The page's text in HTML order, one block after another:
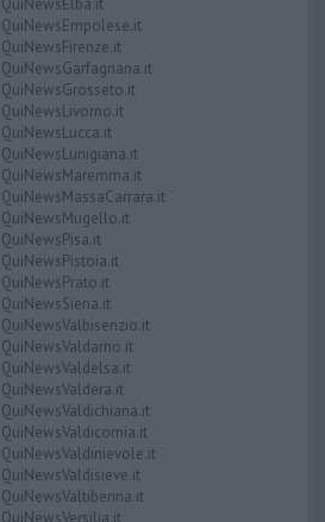
QuiNewsEmpolese.it
QuiNewsFirenze.it
QuiNewsGarfagnana.it
QuiNewsGrosseto.it
QuiNewsLivorno.it
QuiNewsLucca.it
QuiNewsLunigiana.it
QuiNewsMaremma.it
QuiNewsMassaCarrara.it
QuiNewsMugello.it
QuiNewsPisa.it
QuiNewsPistoia.it
QuiNewsPrato.it
QuiNewsSiena.it
QuiNewsValbisenzio.it
QuiNewsValdarno.it
QuiNewsValdelsa.it
QuiNewsValdera.it
QuiNewsValdichiana.it
QuiNewsValdicornia.it
QuiNewsValdinievole.it
QuiNewsValdisieve.it
QuiNewsValtiberina.it
QuiNewsVersilia.it